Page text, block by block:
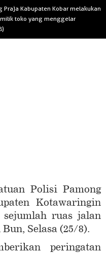
Praja Kabupaten Kobar melakukan
toko yang menggelar
Polisi Pamong
Kotawaringin
ruas jalan
Selasa (25/8).
peringatan